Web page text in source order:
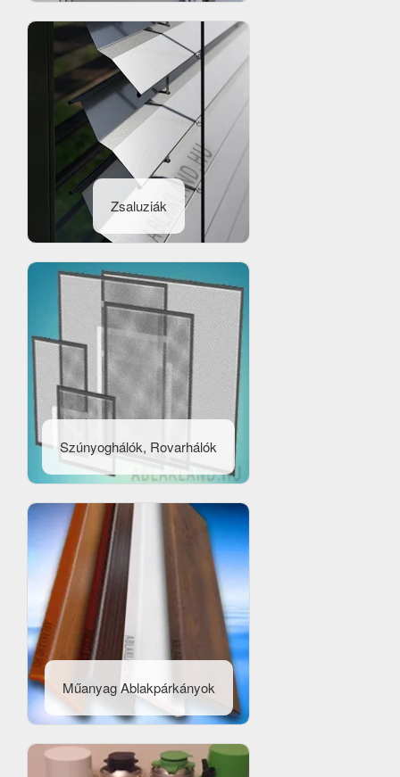
Zsaluziák
Szúnyoghálók, Rovarhálók
Műanyag Ablakpárkányok